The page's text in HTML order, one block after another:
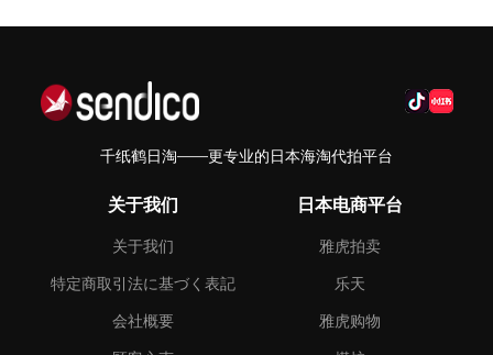
千纸鹤日淘——更专业的日本海淘代拍平台
关于我们
关于我们
特定商取引法に基づく表記
会社概要
日本电商平台
雅虎拍卖
乐天
雅虎购物